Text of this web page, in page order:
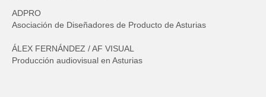
ADPRO
Asociación de Diseñadores de Producto de Asturias
ÁLEX FERNÁNDEZ / AF VISUAL
Producción audiovisual en Asturias